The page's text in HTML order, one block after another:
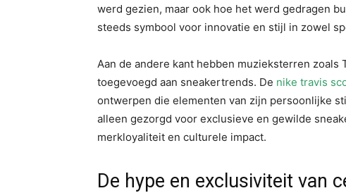
werd gezien, maar ook hoe het werd gedragen
steeds symbool voor innovatie en stijl in zowel
Aan de andere kant hebben muzieksterren
toegevoegd aan sneakertrends. De nike travis
ontwerpen die elementen van zijn persoonlijke
alleen gezorgd voor exclusieve en gewilde
merkloyaliteit en culturele impact.
De hype en exclusiviteit van